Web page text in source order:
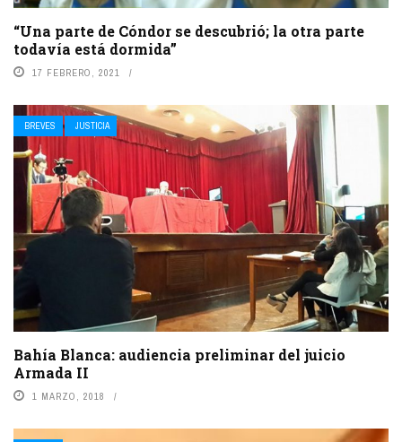
“Una parte de Cóndor se descubrió; la otra parte
todavía está dormida”
17 FEBRERO, 2021
BREVES JUSTICIA
Bahía Blanca: audiencia preliminar del juicio
Armada II
1 MARZO, 2018